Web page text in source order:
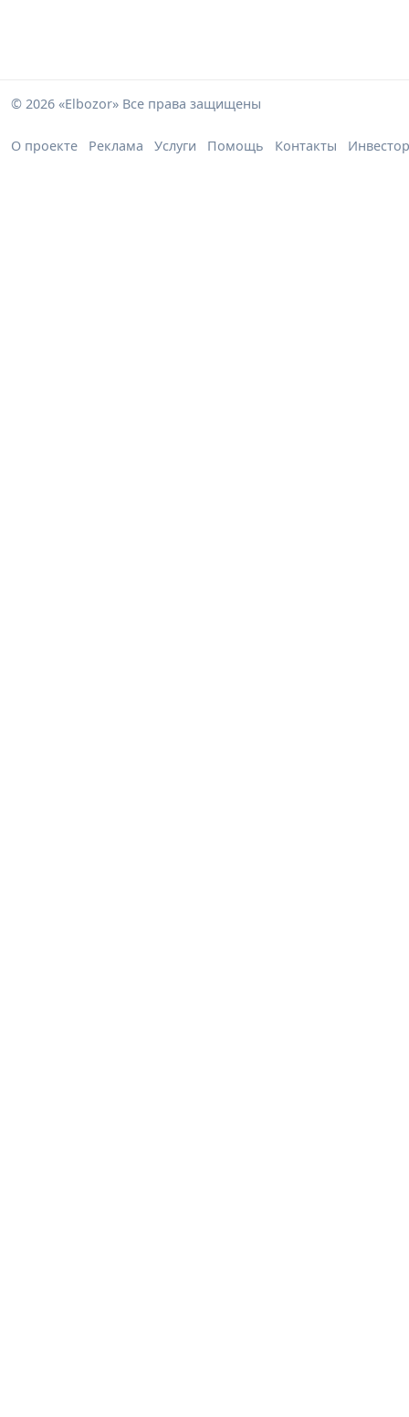
© 2026 «Elbozor» Все права защищены
О проекте Реклама Услуги Помощь Контакты